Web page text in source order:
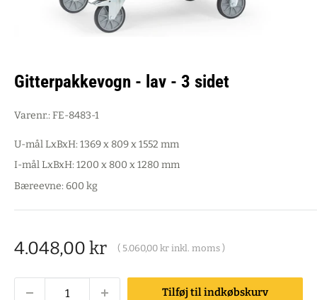
Gitterpakkevogn - lav - 3 sidet
Varenr.: FE-8483-1
U-mål LxBxH: 1369 x 809 x 1552 mm
I-mål LxBxH: 1200 x 800 x 1280 mm
Bæreevne: 600 kg
Salgspris
4.048,00 kr ( 5.060,00 kr inkl. moms )
Tilføj til indkøbskurv